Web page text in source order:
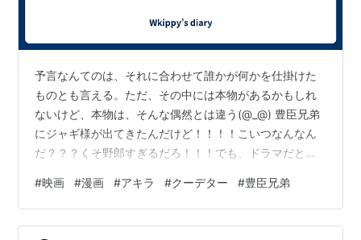
予言なんてのは、それに合わせて誰かが何かを仕掛けた
ものとも言える。ただ、その中には本物があるかもしれ
ないけど、本物は、そんな偶然とは違う(@_@) 豊臣兄弟
にジャギ様が出てきたんだけど！！！！こいつなんなん
だ？？？くそ野郎すぎるだろ！！！でも、ドラマだとち
のを与えてくれるだろう。ドラマだとね じゃあ、現実で
はどうだ？？？誰が天罰を下す？？？それこそ、ちょっ
と前にやっていたドラマの必殺仕事人のような人はいな
#映画 #漫画 #アキラ #クーデター #豊臣兄弟